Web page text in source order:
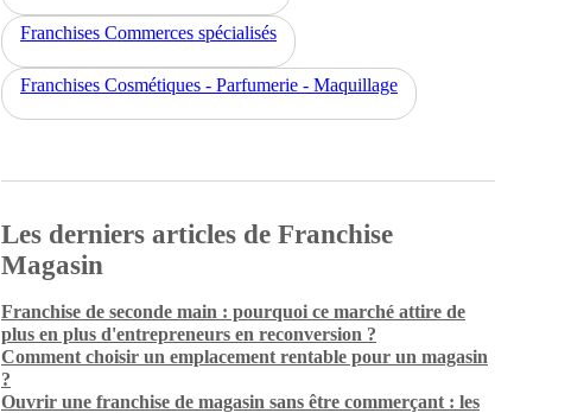
Franchises Commerces spécialisés
Franchises Cosmétiques - Parfumerie - Maquillage
Les derniers articles de Franchise
Magasin
Franchise de seconde main : pourquoi ce marché attire de
plus en plus d'entrepreneurs en reconversion ?
Comment choisir un emplacement rentable pour un magasin
?
Ouvrir une franchise de magasin sans être commerçant : les